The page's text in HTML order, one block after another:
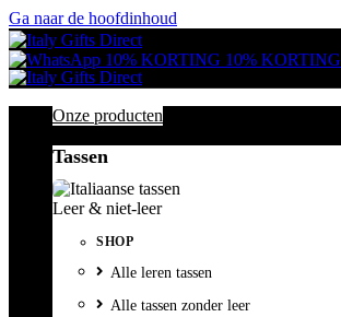
Ga naar de hoofdinhoud
10% KORTING 10% KORTING
Onze producten
Tassen
Leer & niet-leer
SHOP
Alle leren tassen
Alle tassen zonder leer